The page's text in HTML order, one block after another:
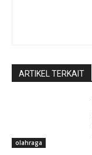
ARTIKEL TERKAIT
olahraga